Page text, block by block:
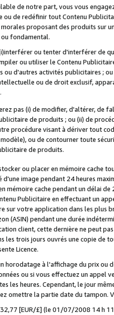
de notre part, vous vous
ou de redéfinir tout Contenu
proposant des produits sur
fondamental.
ou tenter d'interférer de
ou utiliser le Contenu
ou d'autres activités publicitaires ;
ou de droit exclusif,
pas (i) de modifier, d'altérer, de
de produits ; ou (ii) de
procédure visant à dériver tout
ou de contourner toute
de produits.
ou placer en mémoire cache
image pendant 24 heures
mémoire cache pendant un délai
Publicitaire en effectuant un
sur votre application dans les plus
(ASIN) pendant une durée
client, cette dernière ne peut
les trois jours ouvrés une copie de
Licence.
horodatage à l'affichage du prix
ou si vous effectuez un appel
les heures. Cependant, le jour
omettre la partie date du tampon.
32,77 [EUR/£] (le 01/07/2008 14 h